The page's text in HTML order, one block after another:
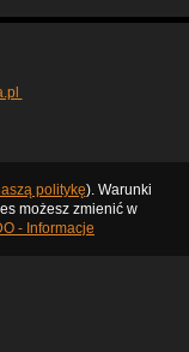
politykę). Warunki
możesz zmienić w
- Informacje